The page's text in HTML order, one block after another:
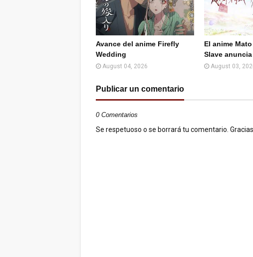
sApp
)
Avance del anime Firefly
Wedding
August 04, 2026
El anime
Slave
August 03,
Publicar un comentario
0 Comentarios
Se respetuoso o se borrará tu comentario. Gracias.